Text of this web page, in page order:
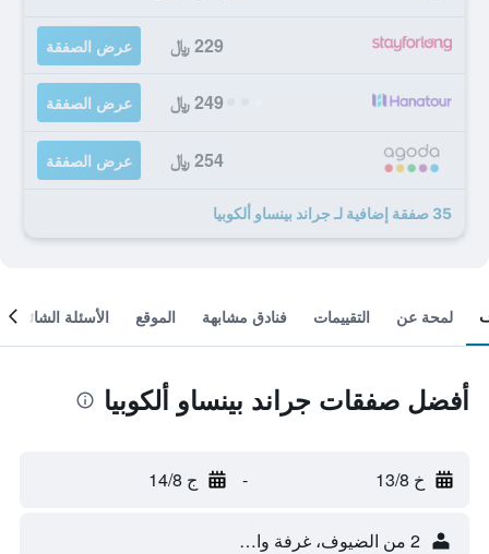
229 ﷼ عرض الصفقة
249 ﷼ عرض الصفقة
254 ﷼ عرض الصفقة
35 صفقة إضافية لـ جراند بينساو ألكوبيا
لمحة عن التقييمات فنادق مشابهة الموقع الأسئلة الشائعة
أفضل صفقات جراند بينساو ألكوبيا
خ 13/8 - ج 14/8
2 من الضيوف، غرفة واحدة